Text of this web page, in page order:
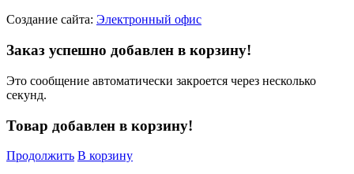
Создание сайта: Электронный офис
Заказ успешно добавлен в корзину!
Это сообщение автоматически закроется через несколько
секунд.
Товар добавлен в корзину!
Продолжить В корзину